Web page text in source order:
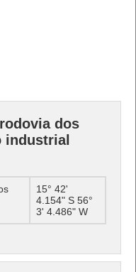
dos
industrial
15° 42'
4.154" S 56°
3' 4.486" W